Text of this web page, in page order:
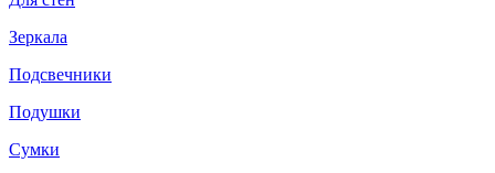
Зеркала
Подсвечники
Подушки
Сумки